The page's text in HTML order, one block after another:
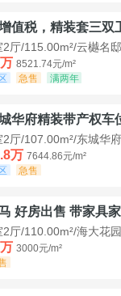
值税，精装套三双
2厅/115.00m²/云樾名邸
8521.74元/m²
急售 满两年
华府精装带产权车
2厅/107.00m²/东城华
万 7644.86元/m²
急售
好房出售 带家具
2厅/110.00m²/海大花园
3000元/m²